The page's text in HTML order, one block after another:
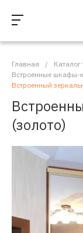
Главная / Каталог
Встроенные шкафы-
Встроенный
(золото)